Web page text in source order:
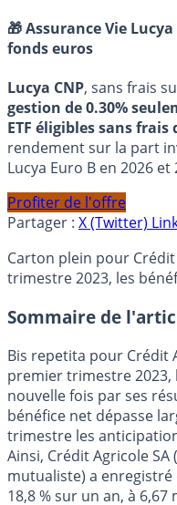
🎁 Assurance Vie Lucya
fonds euros
Lucya CNP, sans frais
gestion de 0.30%
ETF éligibles sans
rendement sur la part
Lucya Euro B en 2026
Profiter de l'offre
Partager : X (Twitter)
Carton plein pour
trimestre 2023, les
Sommaire de
Bis repetita pour Crédit
premier trimestre
nouvelle fois par ses
bénéfice net dépasse
trimestre les
Ainsi, Crédit Agricole
mutualiste) a enregistré
18,8 % sur un an, à